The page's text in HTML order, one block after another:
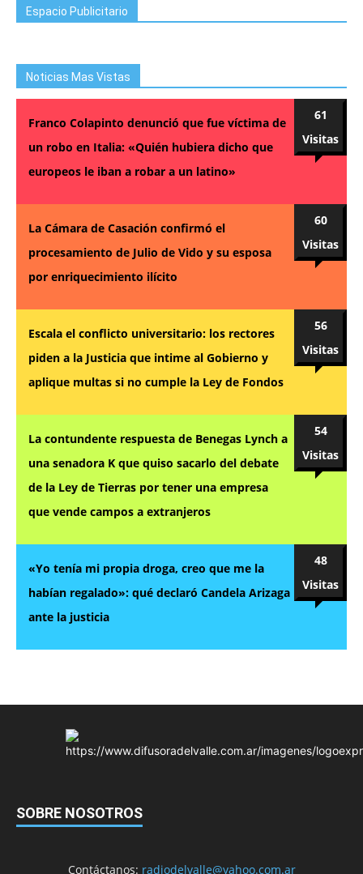
Espacio Publicitario
Noticias Mas Vistas
Franco Colapinto denunció que fue víctima de
un robo en Italia: «Quién hubiera dicho que
europeos le iban a robar a un latino»
61
Visitas
La Cámara de Casación confirmó el
procesamiento de Julio de Vido y su esposa
por enriquecimiento ilícito
60
Visitas
Escala el conflicto universitario: los rectores
piden a la Justicia que intime al Gobierno y
aplique multas si no cumple la Ley de Fondos
56
Visitas
La contundente respuesta de Benegas Lynch a
una senadora K que quiso sacarlo del debate
de la Ley de Tierras por tener una empresa
que vende campos a extranjeros
54
Visitas
«Yo tenía mi propia droga, creo que me la
habían regalado»: qué declaró Candela Arizaga
ante la justicia
48
Visitas
SOBRE NOSOTROS
Contáctanos: radiodelvalle@yahoo.com.ar